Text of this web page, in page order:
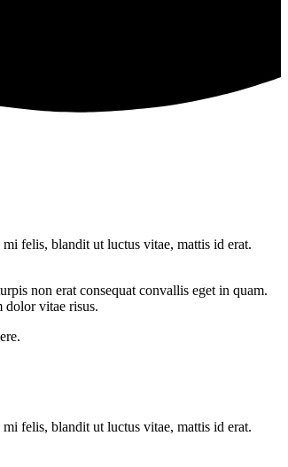
felis, blandit ut luctus vitae, mattis id erat.
non erat consequat convallis eget in quam.
dolor vitae risus.
felis, blandit ut luctus vitae, mattis id erat.